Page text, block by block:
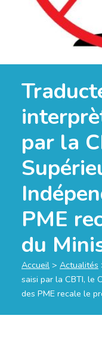
par la
PME
du
Accueil > Actualités
saisi par la CBTI, le
des PME recale le